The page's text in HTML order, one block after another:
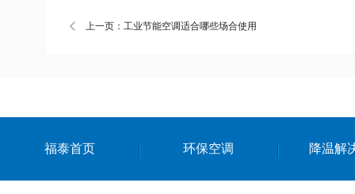
上一页：工业节能空调适合哪些场合使用
福泰首页 环保空调 降温解